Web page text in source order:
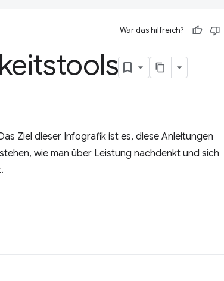
War das hilfreich?
Ziel dieser Infografik ist es, diese Anleitungen
wie man über Leistung nachdenkt und sich